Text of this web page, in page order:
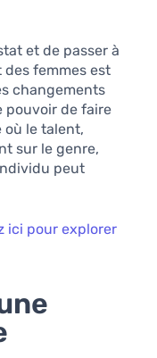
et de passer à
des femmes est
changements
pouvoir de faire
où le talent,
sur le genre,
peut
ici pour explorer